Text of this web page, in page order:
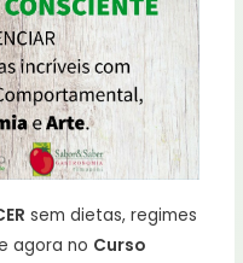
sem dietas, regimes
agora no Curso